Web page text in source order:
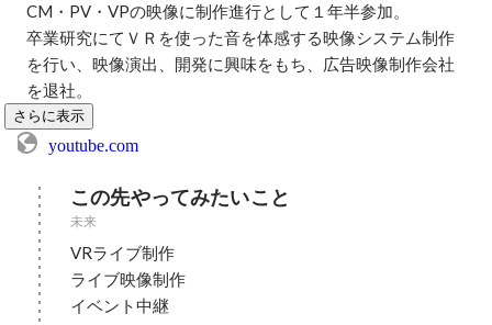
CM・PV・VPの映像に制作進行として１年半参加。
卒業研究にてＶＲを使った音を体感する映像システム制作
を行い、映像演出、開発に興味をもち、広告映像制作会社
を退社。
さらに表示
youtube.com
この先やってみたいこと
未来
VRライブ制作
ライブ映像制作
イベント中継